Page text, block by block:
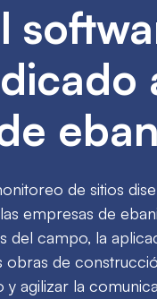
de sitios
empresas de
del campo, la
de
y agilizar la